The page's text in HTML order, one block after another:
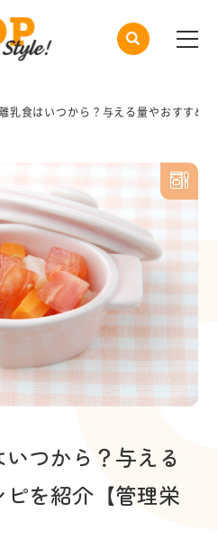
乳食はいつから？与える量やおすすめ
つから？与える
を紹介【管理栄